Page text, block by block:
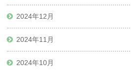
2024年12月
2024年11月
2024年10月